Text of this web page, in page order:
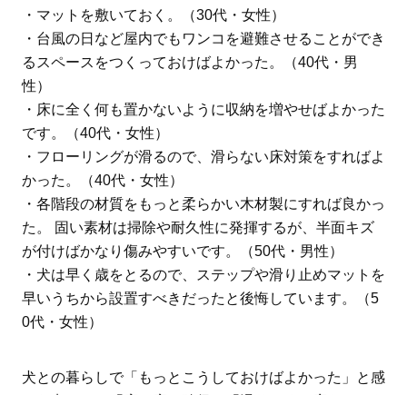
・マットを敷いておく。（30代・女性）
・台風の日など屋内でもワンコを避難させることができ
るスペースをつくっておけばよかった。（40代・男
性）
・床に全く何も置かないように収納を増やせばよかった
です。（40代・女性）
・フローリングが滑るので、滑らない床対策をすればよ
かった。（40代・女性）
・各階段の材質をもっと柔らかい木材製にすれば良かっ
た。 固い素材は掃除や耐久性に発揮するが、半面キズ
が付けばかなり傷みやすいです。（50代・男性）
・犬は早く歳をとるので、ステップや滑り止めマットを
早いうちから設置すべきだったと後悔しています。（5
0代・女性）
犬との暮らしで「もっとこうしておけばよかった」と感